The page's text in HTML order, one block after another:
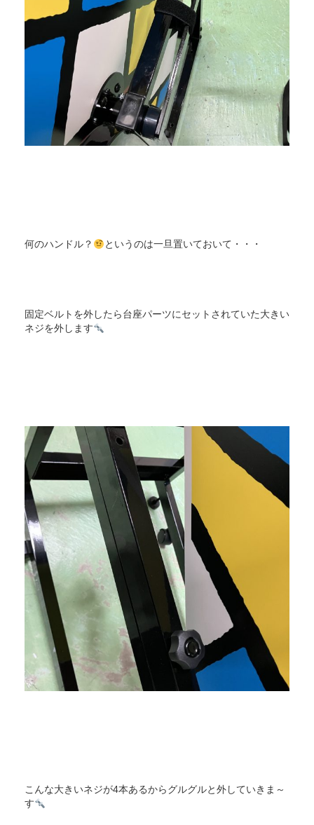
何のハンドル？ というのは一旦置いておいて・・・
固定ベルトを外したら台座パーツにセットされていた大きい
ネジを外します
こんな大きいネジが4本あるからグルグルと外していきま～
す